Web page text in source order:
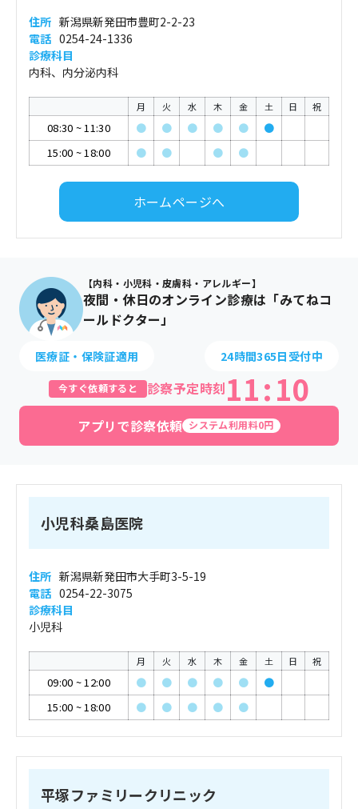
住所 新潟県新発田市豊町2-2-23
電話 0254-24-1336
診療科目
内科、内分泌内科
月 火 水 木 金 土 日 祝
08:30 ~11:30 ● ● ● ● ●
●
15:00 ~18:00 ● ● ● ●
ホームページへ
【内科・小児科・皮膚科・アレルギー】
夜間・休日のオンライン診療は「みてねコ
ールドクター」
医療証・保険証適用 24時間365日受付中
今すぐ依頼すると 診察予定時刻11:10
アプリで診察依頼 システム利用料0円
小児科桑島医院
住所 新潟県新発田市大手町3-5-19
電話 0254-22-3075
診療科目
小児科
月 火 水 木 金 土 日 祝
09:00 ~12:00 ● ● ● ● ●
●
15:00 ~18:00 ● ● ● ● ●
平塚ファミリークリニック